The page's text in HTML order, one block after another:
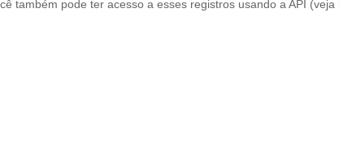
também pode ter acesso a esses registros usando a API (veja